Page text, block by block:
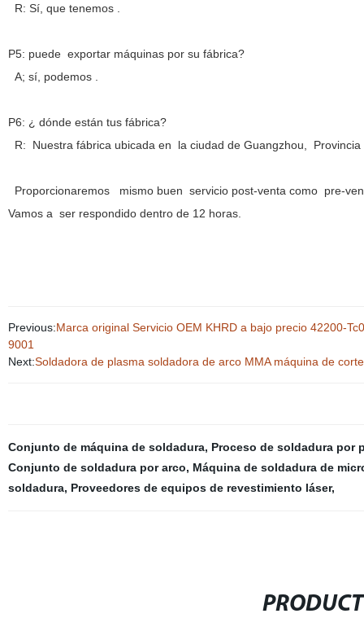
R: Sí, que tenemos .
P5: puede exportar máquinas por su fábrica?
A; sí, podemos .
P6: ¿ dónde están tus fábrica?
R:
Nuestra fábrica ubicada en la ciudad de Guangzhou,
Proporcionaremos mismo buen servicio post-venta como pre-
Vamos a ser respondido dentro de 12 horas.
Previous:Marca original Servicio OEM KHRD a bajo precio 42200-
9001
Next:Soldadora de plasma soldadora de arco MMA máquina de
Conjunto de máquina de soldadura, Proceso de soldadura por
Conjunto de soldadura por arco, Máquina de soldadura de
soldadura, Proveedores de equipos de revestimiento láser,